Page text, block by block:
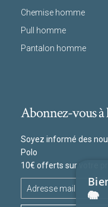
Chemise homme
Pull homme
Pantalon homme
Abonnez-vous à
Soyez informé des
Polo
10€ offerts sur votre
🐘